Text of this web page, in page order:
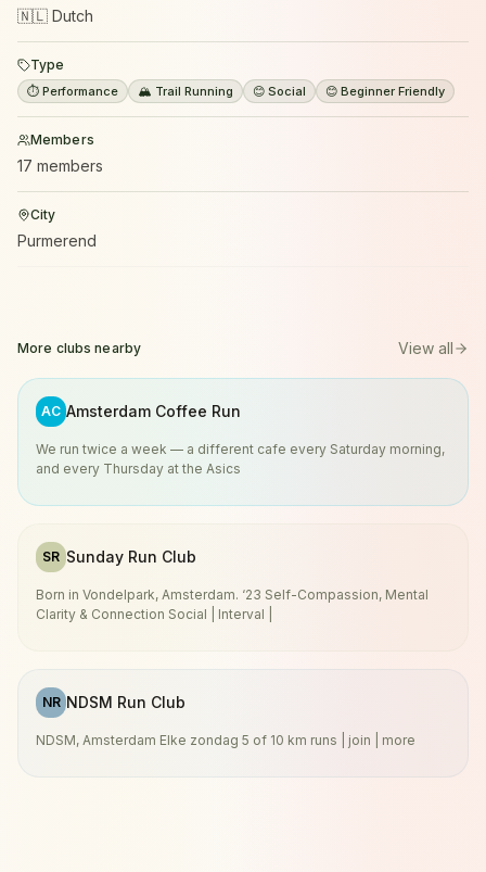
🇳🇱 Dutch
Type
⏱️ Performance 🏔️ Trail Running 😊 Social 😊 Beginner Friendly
Members
17 members
City
Purmerend
More clubs nearby View all
AC Amsterdam Coffee Run
We run twice a week — a different cafe every Saturday morning,
and every Thursday at the Asics
SR Sunday Run Club
Born in Vondelpark, Amsterdam. ‘23 Self-Compassion, Mental
Clarity & Connection Social | Interval |
NR NDSM Run Club
NDSM, Amsterdam Elke zondag 5 of 10 km runs | join | more